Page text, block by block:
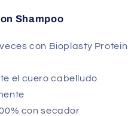
Shampoo
con Bioplasty Protein
el cuero cabelludo
con secador